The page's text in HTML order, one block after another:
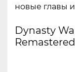
новые главы
Dynasty
Remastered